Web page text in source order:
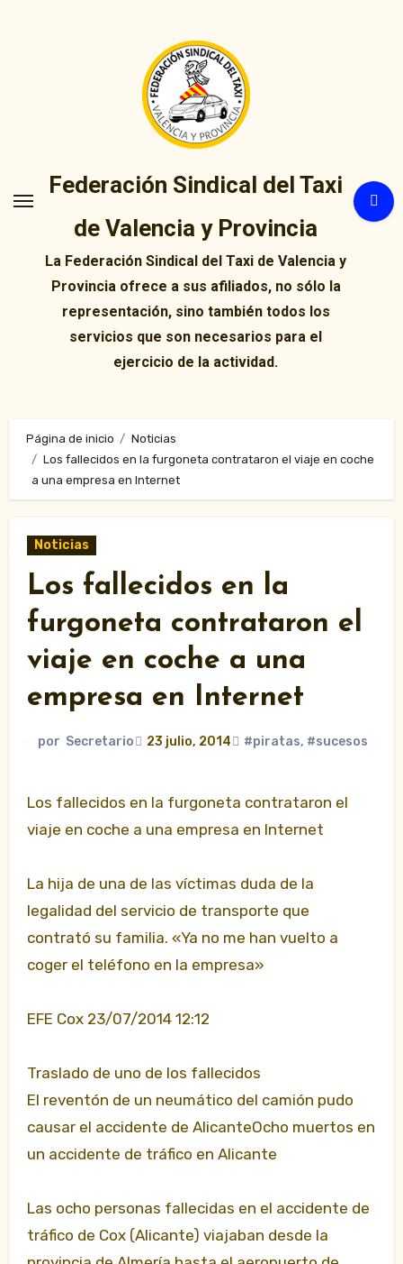
Federación Sindical del Taxi
de Valencia y Provincia
La Federación Sindical del Taxi de Valencia y
Provincia ofrece a sus afiliados, no sólo la
representación, sino también todos los
servicios que son necesarios para el
ejercicio de la actividad.
Página de inicio
Noticias
Los fallecidos en la furgoneta contrataron el viaje en coche
a una empresa en Internet
Noticias
Los fallecidos en la
furgoneta contrataron el
viaje en coche a una
empresa en Internet
por Secretario 23 julio, 2014 #piratas, #sucesos
Los fallecidos en la furgoneta contrataron el
viaje en coche a una empresa en Internet
La hija de una de las víctimas duda de la
legalidad del servicio de transporte que
contrató su familia. «Ya no me han vuelto a
coger el teléfono en la empresa»
EFE Cox 23/07/2014 12:12
Traslado de uno de los fallecidos
El reventón de un neumático del camión pudo
causar el accidente de AlicanteOcho muertos en
un accidente de tráfico en Alicante
Las ocho personas fallecidas en el accidente de
tráfico de Cox (Alicante) viajaban desde la